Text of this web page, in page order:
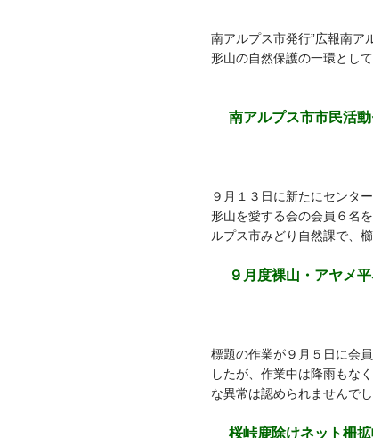
南アルプス市発行”広報南ア
形山の自然保護の一環とし
南アルプス市市民活
９月１３日に新たにセンタ
形山を愛する会の会員６名
ルプス市みどり自然課で、
９月度裸山・アヤメ
標題の作業が９月５日に会
したが、作業中は降雨もな
な異常は認められませんで
桜峠鹿除けネット柵